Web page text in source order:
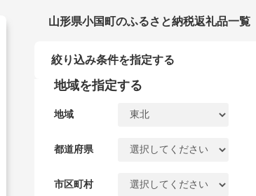
山形県小国町のふるさと納税返礼品一覧
絞り込み条件を指定する
地域を指定する
地域
都道府県
市区町村